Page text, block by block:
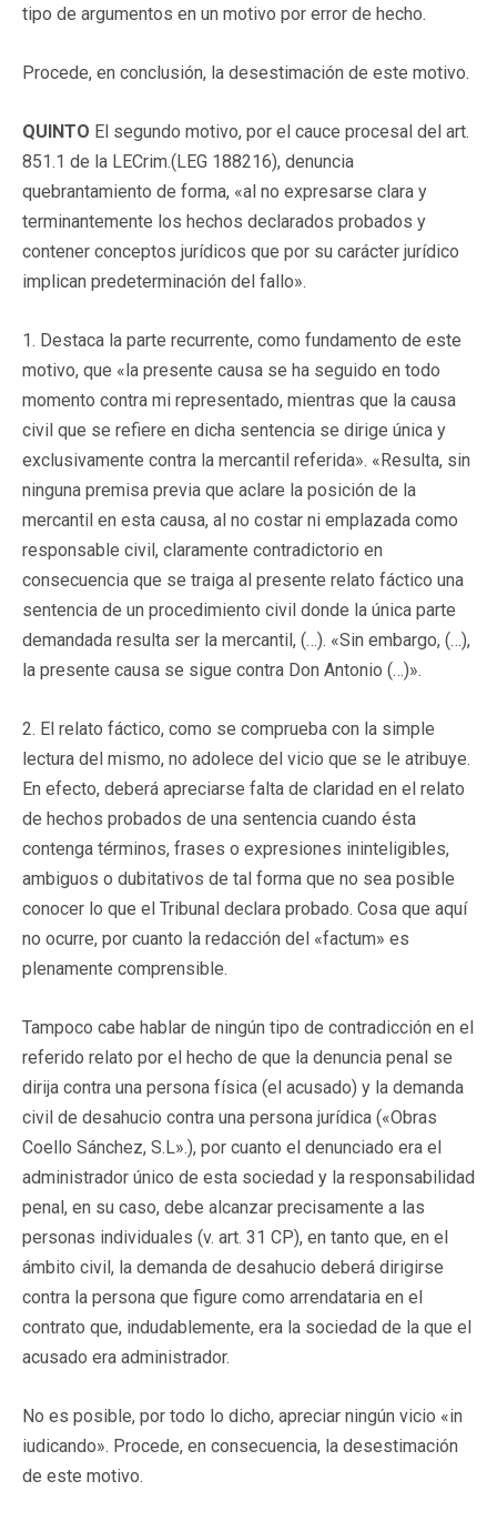
tipo de argumentos en un motivo por error de hecho.
Procede, en conclusión, la desestimación de este motivo.
QUINTO El segundo motivo, por el cauce procesal del art.
851.1 de la LECrim.(LEG 188216), denuncia
quebrantamiento de forma, «al no expresarse clara y
terminantemente los hechos declarados probados y
contener conceptos jurídicos que por su carácter jurídico
implican predeterminación del fallo».
1. Destaca la parte recurrente, como fundamento de este
motivo, que «la presente causa se ha seguido en todo
momento contra mi representado, mientras que la causa
civil que se refiere en dicha sentencia se dirige única y
exclusivamente contra la mercantil referida». «Resulta, sin
ninguna premisa previa que aclare la posición de la
mercantil en esta causa, al no costar ni emplazada como
responsable civil, claramente contradictorio en
consecuencia que se traiga al presente relato fáctico una
sentencia de un procedimiento civil donde la única parte
demandada resulta ser la mercantil, (…). «Sin embargo, (…),
la presente causa se sigue contra Don Antonio (…)».
2. El relato fáctico, como se comprueba con la simple
lectura del mismo, no adolece del vicio que se le atribuye.
En efecto, deberá apreciarse falta de claridad en el relato
de hechos probados de una sentencia cuando ésta
contenga términos, frases o expresiones ininteligibles,
ambiguos o dubitativos de tal forma que no sea posible
conocer lo que el Tribunal declara probado. Cosa que aquí
no ocurre, por cuanto la redacción del «factum» es
plenamente comprensible.
Tampoco cabe hablar de ningún tipo de contradicción en el
referido relato por el hecho de que la denuncia penal se
dirija contra una persona física (el acusado) y la demanda
civil de desahucio contra una persona jurídica («Obras
Coello Sánchez, S.L».), por cuanto el denunciado era el
administrador único de esta sociedad y la responsabilidad
penal, en su caso, debe alcanzar precisamente a las
personas individuales (v. art. 31 CP), en tanto que, en el
ámbito civil, la demanda de desahucio deberá dirigirse
contra la persona que figure como arrendataria en el
contrato que, indudablemente, era la sociedad de la que el
acusado era administrador.
No es posible, por todo lo dicho, apreciar ningún vicio «in
iudicando». Procede, en consecuencia, la desestimación
de este motivo.